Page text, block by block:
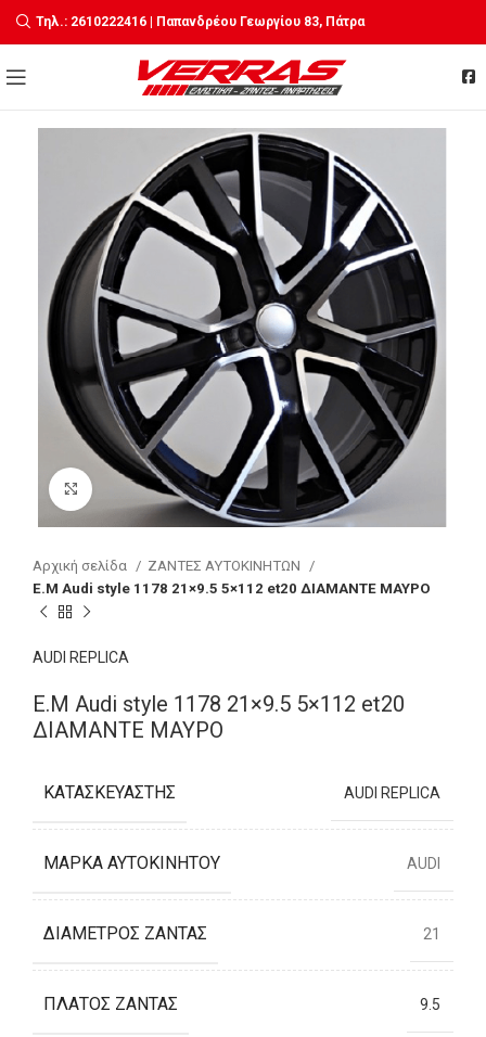
Τηλ.: 2610222416 | Παπανδρέου Γεωργίου 83, Πάτρα
Click to enlarge
Αρχική σελίδα
ΖΑΝΤΕΣ ΑΥΤΟΚΙΝΗΤΩΝ
E.M Audi style 1178 21×9.5 5×112 et20 ΔΙΑΜΑΝΤΕ ΜΑΥΡΟ
AUDI REPLICA
E.M Audi style 1178 21×9.5 5×112 et20
ΔΙΑΜΑΝΤΕ ΜΑΥΡΟ
ΚΑΤΑΣΚΕΥΑΣΤΉΣ AUDI REPLICA
ΜΆΡΚΑ ΑΥΤΟΚΙΝΉΤΟΥ AUDI
ΔΙΆΜΕΤΡΟΣ ΖΆΝΤΑΣ 21
ΠΛΆΤΟΣ ΖΆΝΤΑΣ 9.5